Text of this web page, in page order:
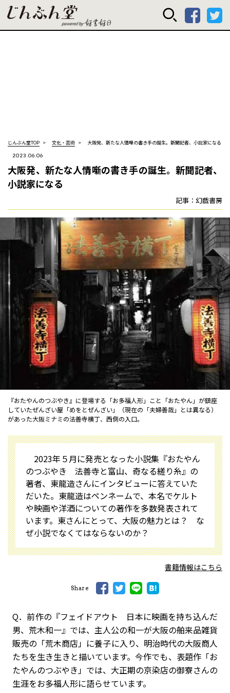
じんぶん堂
じんぶん堂TOP 文化・芸術 大阪発、新たな人情噺の書き手の誕生。新聞記者、小説家になる
2023.06.06
大阪発、新たな人情噺の書き手の誕生。新聞記者、
小説家になる
記事：幻戯書房
『おたやんのつぶやき』に登場する「お多福人形」こと「おたやん」が鎮座
していたぜんざい屋「めをとぜんざい」（現在の「夫婦善哉」とは異なる）
があった大阪ミナミの法善寺横丁、西側の入口。
2023年５月に発売となった小説集『おたやん
のつぶやき 法善寺と富山、奇なる縒り糸』の
著者、東龍造さんにインタビューに答えていた
だいた。東龍造はペンネームで、本名でケルト
や映画や洋酒についての著作を多数発表されて
います。東さんにとって、大阪の魅力とは？ な
ぜ小説でなくてはならないのか？
書籍情報はこちら
Share
Q．前作の『フェイドアウト 日本に映画を持ち込んだ
男、荒木和一』では、主人公の和一が大阪の舶来品雑貨
販売の「荒木商店」に養子に入り、明治時代の大阪商人
たちを生き生きと描いています。今作でも、表題作「お
たやんのつぶやき」では、大正期の京染店の御寮さんの
生涯をお多福人形に語らせています。